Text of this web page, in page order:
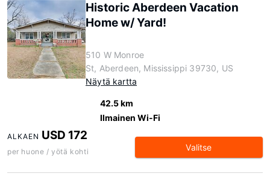
Historic Aberdeen Vacation
Home w/ Yard!
510 W Monroe
St, Aberdeen, Mississippi 39730, US
Näytä kartta
42.5 km
Ilmainen Wi-Fi
ALKAEN USD 172
per huone / yötä kohti Valitse